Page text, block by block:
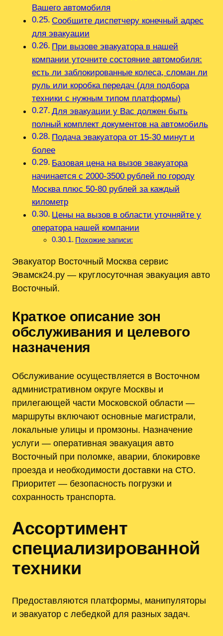
Вашего автомобиля
Сообщите диспетчеру конечный адрес
для эвакуации
При вызове эвакуатора в нашей
компании уточните состояние автомобиля:
есть ли заблокированные колеса, сломан ли
руль или коробка передач (для подбора
техники с нужным типом платформы)
Для эвакуации у Вас должен быть
полный комплект документов на автомобиль
Подача эвакуатора от 15-30 минут и
более
Базовая цена на вызов эвакуатора
начинается с 2000-3500 рублей по городу
Москва плюс 50-80 рублей за каждый
километр
Цены на вызов в области уточняйте у
оператора нашей компании
Похожие записи:
Эвакуатор Восточный Москва сервис
Эвамск24.ру — круглосуточная эвакуация авто
Восточный.
Краткое описание зон
обслуживания и целевого
назначения
Обслуживание осуществляется в Восточном
административном округе Москвы и
прилегающей части Московской области ―
маршруты включают основные магистрали,
локальные улицы и промзоны. Назначение
услуги — оперативная эвакуация авто
Восточный при поломке, аварии, блокировке
проезда и необходимости доставки на СТО.
Приоритет — безопасность погрузки и
сохранность транспорта.
Ассортимент
специализированной
техники
Предоставляются платформы, манипуляторы
и эвакуатор с лебедкой для разных задач.